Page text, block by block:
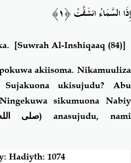
إِذَا السَّمَاءُ انشَقَّتْ ﴿١﴾
[Suwrah Al-Inshiqaaq (84)]
akiisoma. Nikamuuliza
ukisujudu? Abu
sikumuona Nabiy
صلى) anasujudu, nami
Hadiyth: 1074